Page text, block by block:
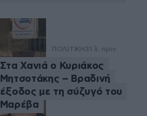
ΠΟΛΙΤΙΚΗ31 λ. πριν
Στα Χανιά ο Κυριάκος
Μητσοτάκης – Βραδινή
έξοδος με τη σύζυγό του
Μαρέβα